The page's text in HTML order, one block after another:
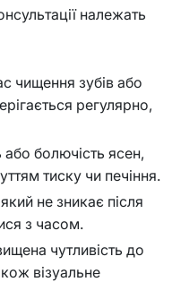
належать
чищення зубів або
регулярно,
або болючість ясен,
тиску чи печіння.
не зникає після
з часом.
чутливість до
візуальне